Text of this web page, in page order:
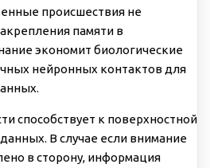
происшествия не
памяти в
экономит биологические
нейронных контактов для
способствует к поверхностной
В случае если внимание
в сторону, информация